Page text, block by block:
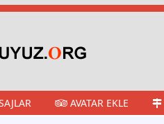
AVATAR EKLE